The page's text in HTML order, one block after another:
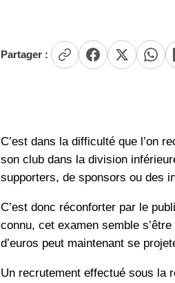
Partager :
C’est dans la difficulté que l’on
son club dans la division
supporters, de sponsors ou des
C’est donc réconforter par le
connu, cet examen semble
d’euros peut maintenant se
Un recrutement effectué sous la